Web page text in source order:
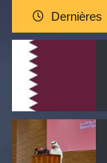
Dernières